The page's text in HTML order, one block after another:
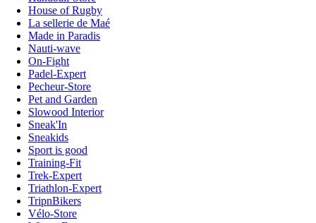
House of Rugby
La sellerie de Maé
Made in Paradis
Nauti-wave
On-Fight
Padel-Expert
Pecheur-Store
Pet and Garden
Slowood Interior
Sneak'In
Sneakids
Sport is good
Training-Fit
Trek-Expert
Triathlon-Expert
TripnBikers
Vélo-Store